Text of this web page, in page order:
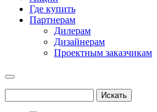
Где купить
Партнерам
Дилерам
Дизайнерам
Проектным заказчикам